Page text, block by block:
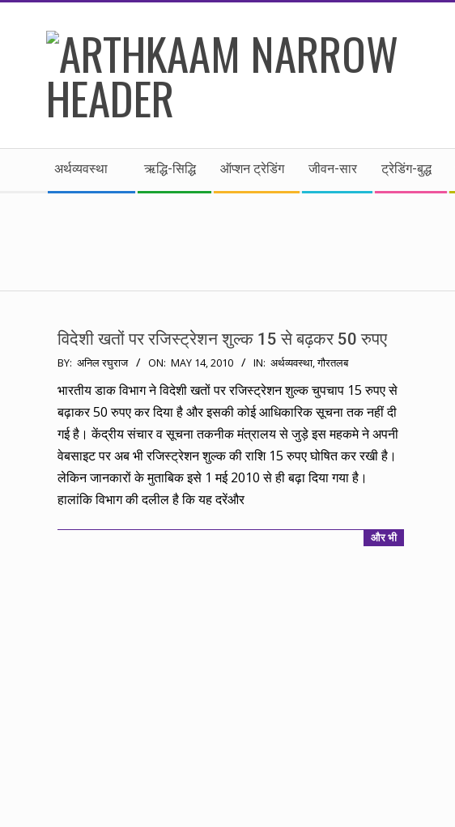
।।
अर्थकाम।।
FINANCIALLY
CLEVER!
Secondary
अर्थव्यवस्था ऋद्धि-सिद्धि ऑप्शन ट्रेडिंग जीवन-सार ट्रेडिंग-बुद्ध
विदेशी खतों पर रजिस्ट्रेशन शुल्क 15 से बढ़कर 50 रुपए
2010-
BY: अनिल रघुराज ON: MAY 14, 2010 IN: अर्थव्यवस्था,गौरतलब
भारतीय डाक विभाग ने विदेशी खतों पर रजिस्ट्रेशन शुल्क चुपचाप 15 रुपए से
बढ़ाकर 50 रुपए कर दिया है और इसकी कोई आधिकारिक सूचना तक नहीं दी
गई है। केंद्रीय संचार व सूचना तकनीक मंत्रालय से जुड़े इस महकमे ने अपनी
वेबसाइट पर अब भी रजिस्ट्रेशन शुल्क की राशि 15 रुपए घोषित कर रखी है।
लेकिन जानकारों के मुताबिक इसे 1 मई 2010 से ही बढ़ा दिया गया है।
हालांकि विभाग की दलील है कि यह दरेंऔर
और भी